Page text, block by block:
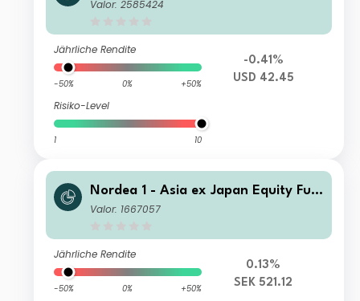
Valor: 2585424
Jährliche Rendite
-50% 0% +50%
Risiko-Level
1 10
-0.41%
USD 42.45
Nordea 1 - Asia ex Japan Equity Fun
d BP SEK
Valor: 1667057
Jährliche Rendite
-50% 0% +50%
0.13%
SEK 521.12